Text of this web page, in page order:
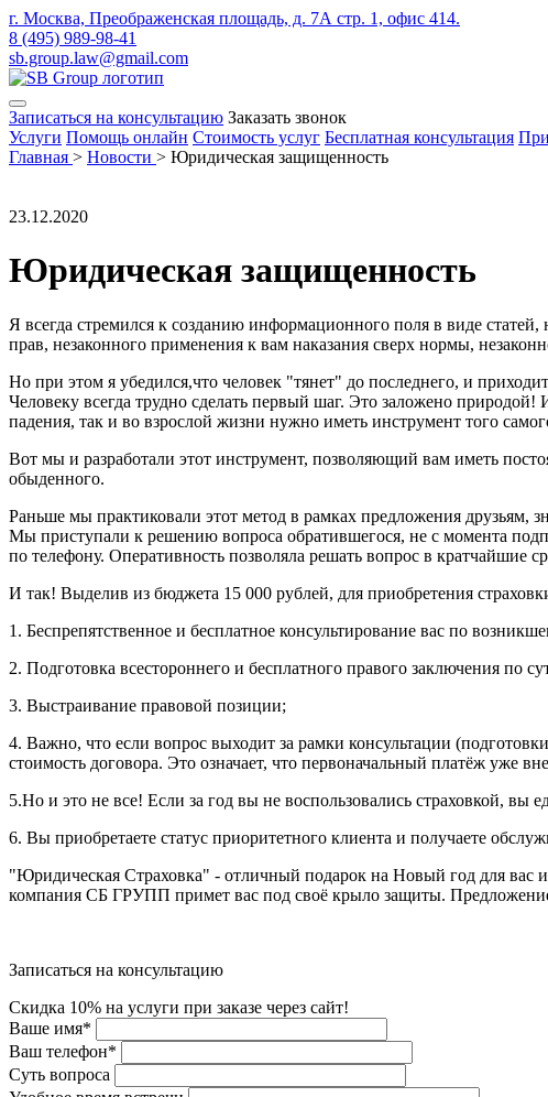
г. Москва, Преображенская площадь, д. 7А стр. 1, офис 414.
8 (495) 989-98-41
sb.group.law@gmail.com
Записаться на консультацию Заказать звонок
Услуги Помощь онлайн Стоимость услуг Бесплатная консультация
Главная > Новости > Юридическая защищенность
23.12.2020
Юридическая защищенность
Я всегда стремился к созданию информационного поля в виде
прав, незаконного применения к вам наказания сверх нормы,
Но при этом я убедился,что человек "тянет" до последнего, и
Человеку всегда трудно сделать первый шаг. Это заложено природой!
падения, так и во взрослой жизни нужно иметь инструмент того
Вот мы и разработали этот инструмент, позволяющий вам иметь
обыденного.
Раньше мы практиковали этот метод в рамках предложения
Мы приступали к решению вопроса обратившегося, не с момента
по телефону. Оперативность позволяла решать вопрос в
И так! Выделив из бюджета 15 000 рублей, для приобретения
1. Беспрепятственное и бесплатное консультирование вас по
2. Подготовка всестороннего и бесплатного правого заключения по
3. Выстраивание правовой позиции;
4. Важно, что если вопрос выходит за рамки консультации
стоимость договора. Это означает, что первоначальный платёж уже
5.Но и это не все! Если за год вы не воспользовались страховкой,
6. Вы приобретаете статус приоритетного клиента и получаете
"Юридическая Страховка" - отличный подарок на Новый год для вас
компания СБ ГРУПП примет вас под своё крыло защиты.
Записаться на консультацию
Скидка 10% на услуги при заказе через сайт!
Ваше имя*
Ваш телефон*
Суть вопроса